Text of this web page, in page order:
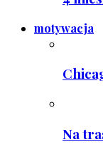
motywacja
Na